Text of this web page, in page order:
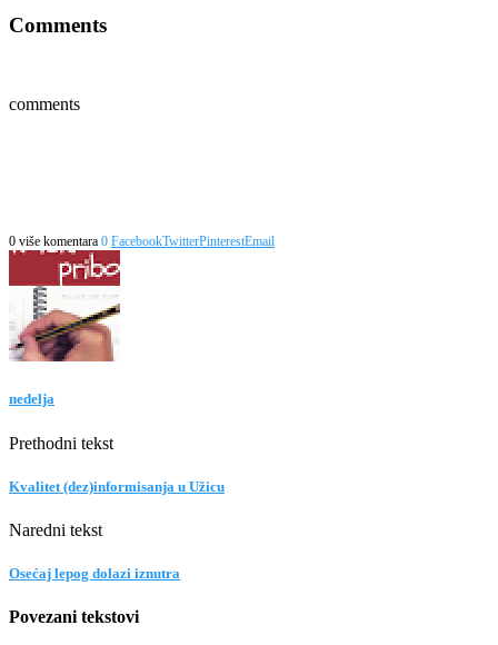
Comments
comments
0 više komentara 0 FacebookTwitterPinterestEmail
nedelja
Prethodni tekst
Kvalitet (dez)informisanja u Užicu
Naredni tekst
Osećaj lepog dolazi iznutra
Povezani tekstovi